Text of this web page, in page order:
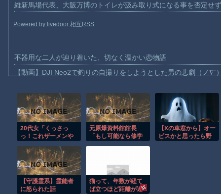
維新馬場代表、大阪万博のトイレが汲み取り式になる事を否定せ
Powered by livedoor 相互RSS
不器用な二人が辿り着いた、切なく温かい恋物語
【動画】DJI Neo2で釣りの自撮りをしようとした男の悲劇（ノ∇`
お前らがメイドイン韓国で認めてるもの 「キムチ」あと3つは？
AmazonのアツさMax！心も踊る「マンガ毎週末セール（50%還
【動画】これはお見事。中国重慶市で珍しい事故が撮影される。
【動画】ロシア軍のドローンをネット発射装置で撃墜するウクラ
【動画】逃げる判断はやっ！埼玉でスマホ運転のプリウスに当て
渡邊渚さん「私がPTSDと診断された当時、世間はまだPTSDと
20代女「くっさっ
っ！これザーメンや
の60歳男性、総武線
でリュックを前にし
て死角でチ●コポロン
シコシコ、女に精子
かけて逮捕
元原爆資料館館長
「もし可能なら修学
せたい」
【Xの車窓から】オー
ビスかと思ったら野
【守護霊系】霊能者
に怒られた話
猫って、年数が経て
ば立つほど距離が近